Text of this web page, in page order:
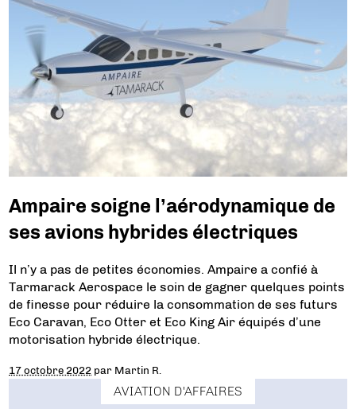
Ampaire soigne l’aérodynamique de
ses avions hybrides électriques
Il n’y a pas de petites économies. Ampaire a confié à
Tarmarack Aerospace le soin de gagner quelques points
de finesse pour réduire la consommation de ses futurs
Eco Caravan, Eco Otter et Eco King Air équipés d’une
motorisation hybride électrique.
17 octobre 2022 par Martin R.
AVIATION D'AFFAIRES